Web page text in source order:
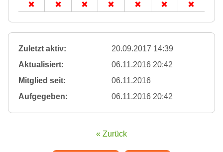
Zuletzt aktiv:
20.09.2017 14:39
Aktualisiert:
06.11.2016 20:42
Mitglied seit:
06.11.2016
Aufgegeben:
06.11.2016 20:42
« Zurück